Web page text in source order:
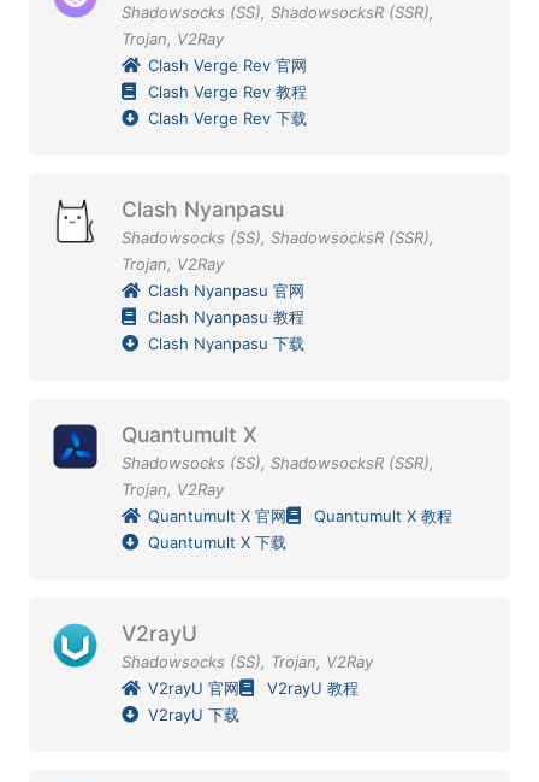
Shadowsocks (SS), ShadowsocksR (SSR),
Trojan, V2Ray
Clash Verge Rev 官网
Clash Verge Rev 教程
Clash Verge Rev 下载
Clash Nyanpasu
Shadowsocks (SS), ShadowsocksR (SSR),
Trojan, V2Ray
Clash Nyanpasu 官网
Clash Nyanpasu 教程
Clash Nyanpasu 下载
Quantumult X
Shadowsocks (SS), ShadowsocksR (SSR),
Trojan, V2Ray
Quantumult X 官网
Quantumult X 教程
Quantumult X 下载
V2rayU
Shadowsocks (SS), Trojan, V2Ray
V2rayU 官网
V2rayU 教程
V2rayU 下载